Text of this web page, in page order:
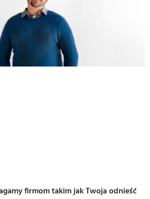
firmom takim jak Twoja odnieść